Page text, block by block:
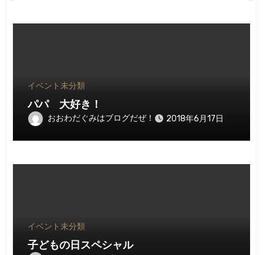
イベント未分類
パパ 大好き！
おおわだぐみはブログだぜ！ 2018年6月17日
イベント未分類
子どもの日スペシャル